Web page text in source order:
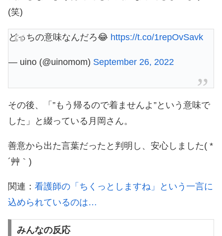
(笑)
どっちの意味なんだろ😂 https://t.co/1repOvSavk
— uino (@uinomom) September 26, 2022
その後、「”もう帰るので着ませんよ”という意味で
した」と綴っている月岡さん。
善意から出た言葉だったと判明し、安心しました( *
´艸｀)
関連： 看護師の「ちくっとしますね」という一言に
込められているのは…
みんなの反応